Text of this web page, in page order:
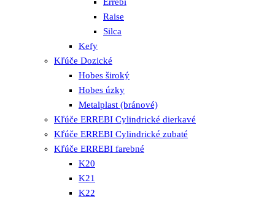
Raise
Silca
Kefy
Kľúče Dozické
Hobes široký
Hobes úzky
Metalplast (bránové)
Kľúče ERREBI Cylindrické dierkavé
Kľúče ERREBI Cylindrické zubaté
Kľúče ERREBI farebné
K20
K21
K22